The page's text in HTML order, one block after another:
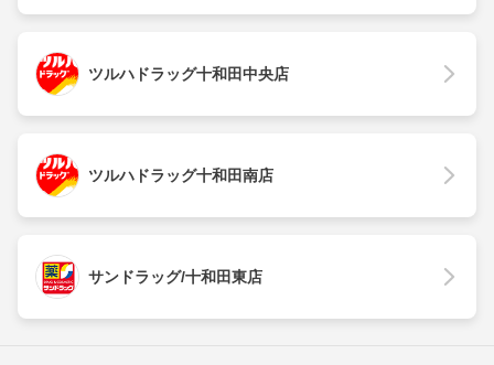
ツルハドラッグ十和田中央店
ツルハドラッグ十和田南店
サンドラッグ/十和田東店